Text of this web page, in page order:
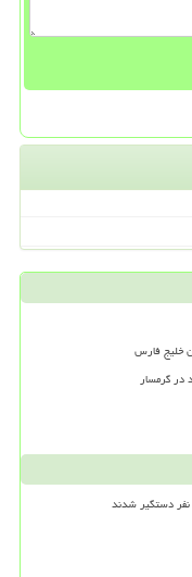
خلیج فارس